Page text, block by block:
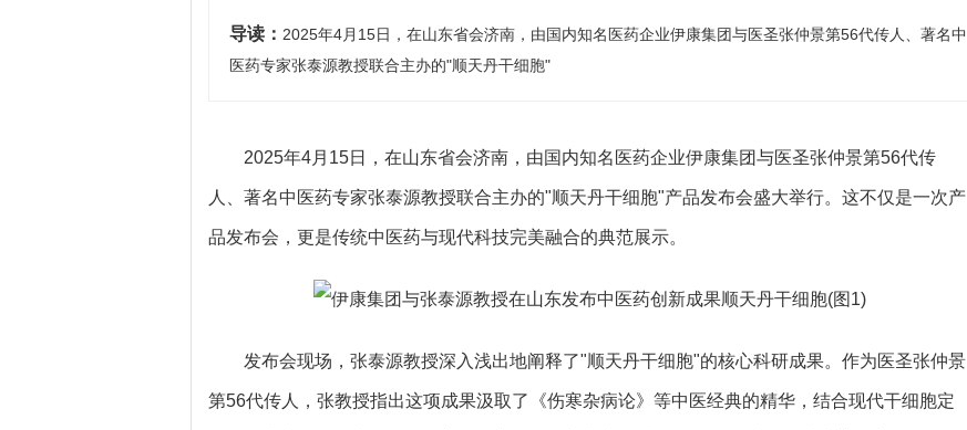
导读： 2025年4月15日，在山东省会济南，由国内知名医药企业伊康集团与医圣张仲景第56代传人、著名中
医药专家张泰源教授联合主办的"顺天丹干细胞"
2025年4月15日，在山东省会济南，由国内知名医药企业伊康集团与医圣张仲景第56代传
人、著名中医药专家张泰源教授联合主办的"顺天丹干细胞"产品发布会盛大举行。这不仅是一次产
品发布会，更是传统中医药与现代科技完美融合的典范展示。
发布会现场，张泰源教授深入浅出地阐释了"顺天丹干细胞"的核心科研成果。作为医圣张仲景
第56代传人，张教授指出这项成果汲取了《伤寒杂病论》等中医经典的精华，结合现代干细胞定